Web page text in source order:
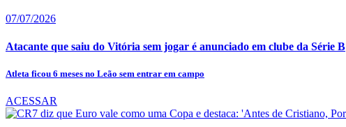
07/07/2026
Atacante que saiu do Vitória sem jogar é anunciado em clube da Série B
Atleta ficou 6 meses no Leão sem entrar em campo
ACESSAR